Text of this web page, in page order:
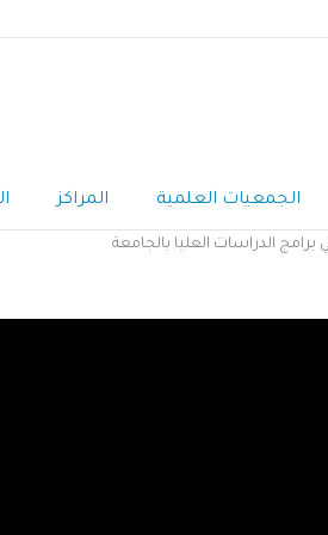
الجمعيات العلمية المراكز